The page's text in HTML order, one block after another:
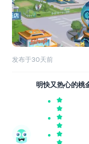
发布于30天前
明快又热心的桃